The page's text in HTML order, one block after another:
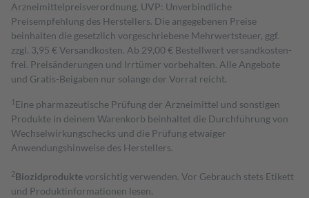
Arzneimittelpreisverordnung. UVP: Unverbindliche
Preisempfehlung des Herstellers. Die angegebenen Preise
beinhalten die gesetzlich vorgeschriebene Mehrwertsteuer, ggf.
zzgl. 3,95 € Versandkosten. Ab 29,00 € Bestell­wert versand­kosten­
frei. Preisänderungen und Irrtümer vorbehalten. Alle Angebote
und Gratis-Beigaben nur solange der Vorrat reicht.
1 Eine pharmazeutische Prüfung der Arzneimittel und sonstigen
Produkte in deinem Warenkorb beinhaltet die Durchführung von
Wechselwirkungschecks und die Prüfung etwaiger
Anwendungshinweise des Herstellers.
2Biozidproduktevorsichtig verwenden. Vor Gebrauch stets Etikett
und Produktinformationen lesen.